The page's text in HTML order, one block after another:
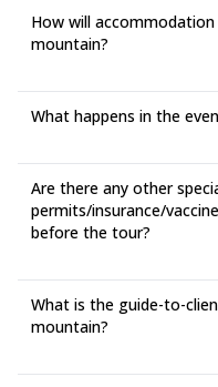
How will
mountain?
What happens in the
Are there any other
permits/insurance/
before the tour?
What is the guide-to-
mountain?